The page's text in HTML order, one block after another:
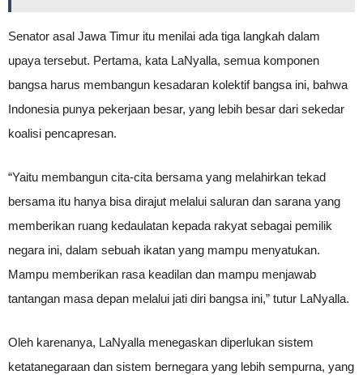
Senator asal Jawa Timur itu menilai ada tiga langkah dalam
upaya tersebut. Pertama, kata LaNyalla, semua komponen
bangsa harus membangun kesadaran kolektif bangsa ini, bahwa
Indonesia punya pekerjaan besar, yang lebih besar dari sekedar
koalisi pencapresan.
“Yaitu membangun cita-cita bersama yang melahirkan tekad
bersama itu hanya bisa dirajut melalui saluran dan sarana yang
memberikan ruang kedaulatan kepada rakyat sebagai pemilik
negara ini, dalam sebuah ikatan yang mampu menyatukan.
Mampu memberikan rasa keadilan dan mampu menjawab
tantangan masa depan melalui jati diri bangsa ini,” tutur LaNyalla.
Oleh karenanya, LaNyalla menegaskan diperlukan sistem
ketatanegaraan dan sistem bernegara yang lebih sempurna, yang